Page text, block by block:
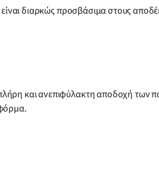
διαρκώς προσβάσιμα στους
και ανεπιφύλακτη αποδοχή των